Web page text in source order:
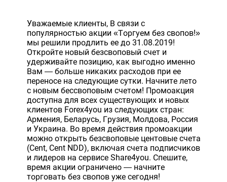
Уважаемые клиенты, В связи с
популярностью акции «Торгуем без свопов!»
мы решили продлить ee до 31.08.2019!
Откройте новый безсвоповый счет и
удерживайте позицию, как выгодно именно
Вам — больше никаких расходов при ее
переносе на следующие сутки. Начните лето
с новым бессвоповым счетом! Промоакция
доступна для всех существующих и новых
клиентов Forex4you из следующих стран:
Армения, Беларусь, Грузия, Молдова, Россия
и Украина. Во время действия промоакции
можно открыть безсвоповые центовые счета
(Cent, Cent NDD), включая счета подписчиков
и лидеров на сервисе Share4you. Спешите,
время акции ограничено — начните
торговать без свопов уже сегодня!